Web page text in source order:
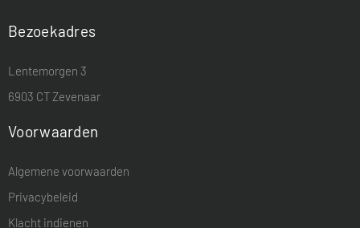
Bezoekadres
Lentemorgen 3
6903 CT Zevenaar
Voorwaarden
Algemene voorwaarden
Privacybeleid
Klacht indienen